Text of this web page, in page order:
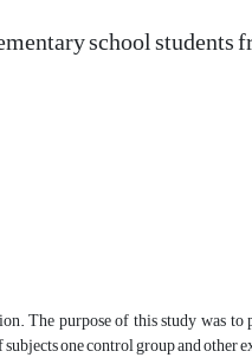
school students
The purpose of this study was to
one control group and other